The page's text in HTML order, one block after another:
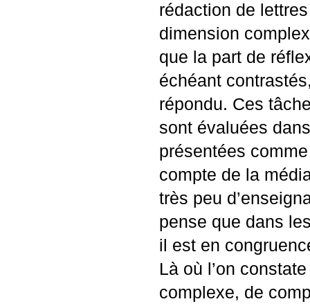
rédaction de
dimension
que la part de
échéant
répondu. Ces
sont évaluées
présentées
compte de la
très peu
pense que dans
il est en
Là où l’on
complexe, de